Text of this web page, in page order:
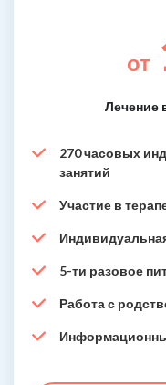
от
Лечение
270 часовых
занятий
Участие в
5-ти разовое
Работа с